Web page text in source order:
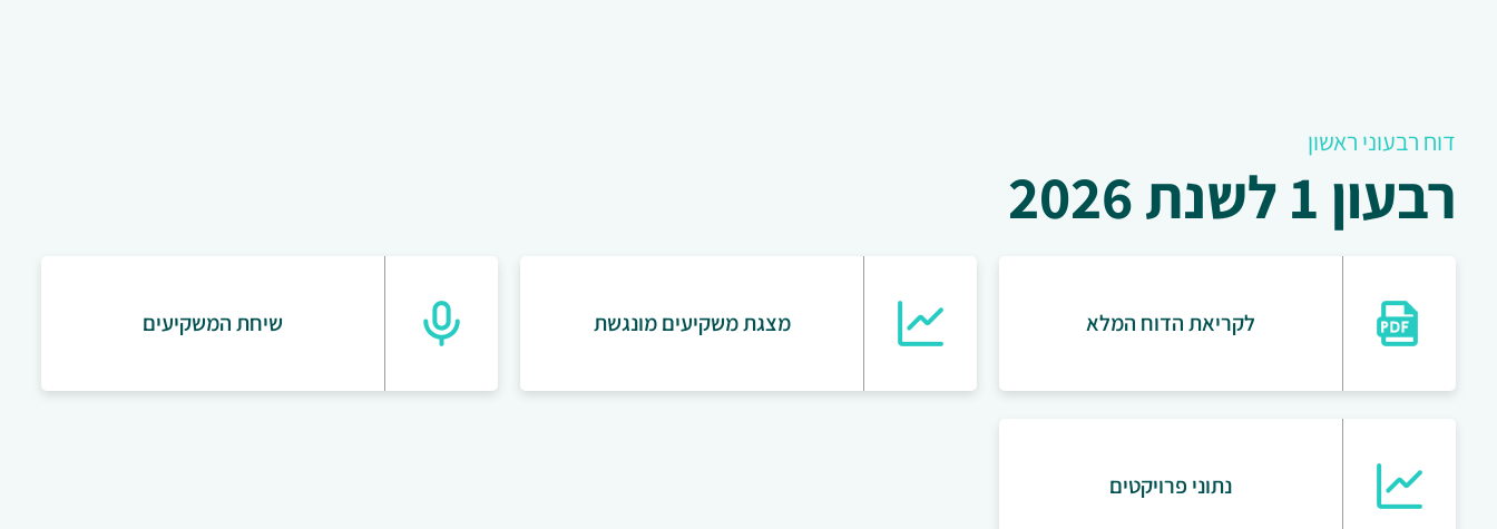
דוח רבעוני ראשון
רבעון 1 לשנת 2026
לקריאת הדוח המלא מצגת משקיעים מונגשת שיחת המשקיעים
נתוני פרויקטים